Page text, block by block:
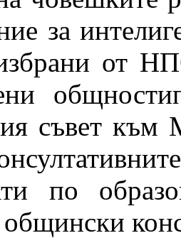
за
от
съвет към
по